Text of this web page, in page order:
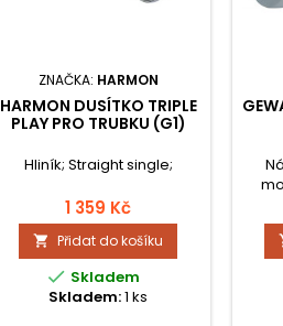
ZNAČKA: HARMON
HARMON DUSÍTKO TRIPLE
PLAY PRO TRUBKU (G1)
Hliník; Straight single;
1 359 Kč
 Přidat do košíku
 Skladem
Skladem:1 ks